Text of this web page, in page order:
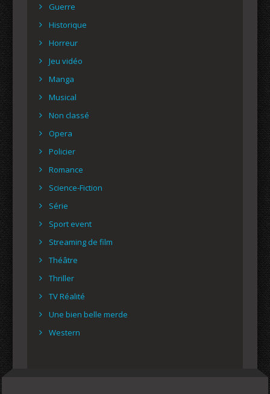
Guerre
Historique
Horreur
Jeu vidéo
Manga
Musical
Non classé
Opera
Policier
Romance
Science-Fiction
Série
Sport event
Streaming de film
Théâtre
Thriller
TV Réalité
Une bien belle merde
Western